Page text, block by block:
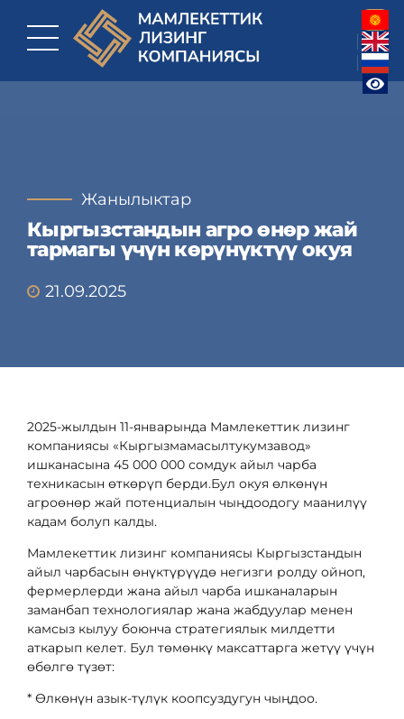
Жанылыктар
Кыргызстандын агро өнөр жай
тармагы үчүн көрүнүктүү окуя
21.09.2025
2025-жылдын 11-январында Мамлекеттик лизинг
компаниясы «Кыргызмамасылтукумзавод»
ишканасына 45 000 000 сомдук айыл чарба
техникасын өткөрүп берди.Бул окуя өлкөнүн
агроөнөр жай потенциалын чыңдоодогу маанилүү
кадам болуп калды.
Мамлекеттик лизинг компаниясы Кыргызстандын
айыл чарбасын өнүктүрүүдө негизги ролду ойноп,
фермерлерди жана айыл чарба ишканаларын
заманбап технологиялар жана жабдуулар менен
камсыз кылуу боюнча стратегиялык милдетти
аткарып келет. Бул төмөнкү максаттарга жетүү үчүн
өбөлгө түзөт:
* Өлкөнүн азык-түлүк коопсуздугун чыңдоо.